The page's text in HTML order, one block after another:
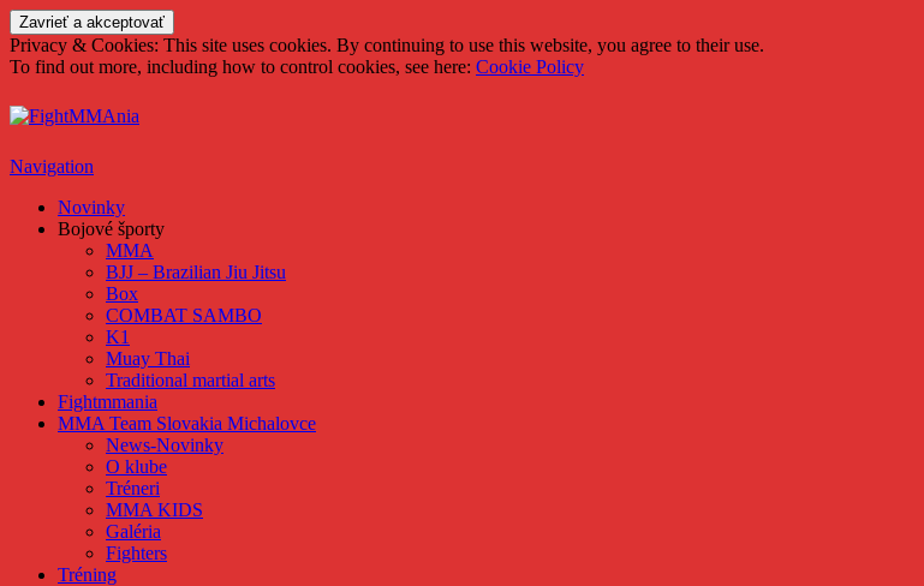
FightMMAnia
Privacy & Cookies: This site uses cookies. By continuing to use this website, you agree to their use.
To find out more, including how to control cookies, see here: Cookie Policy
Navigation
Novinky
Bojové športy
MMA
BJJ – Brazilian Jiu Jitsu
Box
COMBAT SAMBO
K1
Muay Thai
Traditional martial arts
Fightmmania
MMA Team Slovakia Michalovce
News-Novinky
O klube
Tréneri
MMA KIDS
Galéria
Fighters
Tréning